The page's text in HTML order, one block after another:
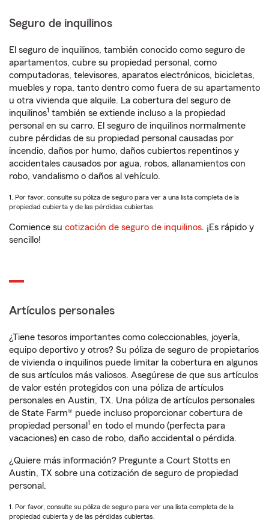
Seguro de inquilinos
El seguro de inquilinos, también conocido como seguro de
apartamentos, cubre su propiedad personal, como
computadoras, televisores, aparatos electrónicos, bicicletas,
muebles y ropa, tanto dentro como fuera de su apartamento
u otra vivienda que alquile. La cobertura del seguro de
inquilinos1 también se extiende incluso a la propiedad
personal en su carro. El seguro de inquilinos normalmente
cubre pérdidas de su propiedad personal causadas por
incendio, daños por humo, daños cubiertos repentinos y
accidentales causados por agua, robos, allanamientos con
robo, vandalismo o daños al vehículo.
1. Por favor, consulte su póliza de seguro para ver a una lista completa de la
propiedad cubierta y de las pérdidas cubiertas.
Comience su cotización de seguro de inquilinos. ¡Es rápido y
sencillo!
Artículos personales
¿Tiene tesoros importantes como coleccionables, joyería,
equipo deportivo y otros? Su póliza de seguro de propietarios
de vivienda o inquilinos puede limitar la cobertura en algunos
de sus artículos más valiosos. Asegúrese de que sus artículos
de valor estén protegidos con una póliza de artículos
personales en Austin, TX. Una póliza de artículos personales
de State Farm® puede incluso proporcionar cobertura de
propiedad personal 1 en todo el mundo (perfecta para
vacaciones) en caso de robo, daño accidental o pérdida.
¿Quiere más información? Pregunte a Court Stotts en
Austin, TX sobre una cotización de seguro de propiedad
personal.
1. Por favor, consulte su póliza de seguro para ver una lista completa de la
propiedad cubierta y de las pérdidas cubiertas.